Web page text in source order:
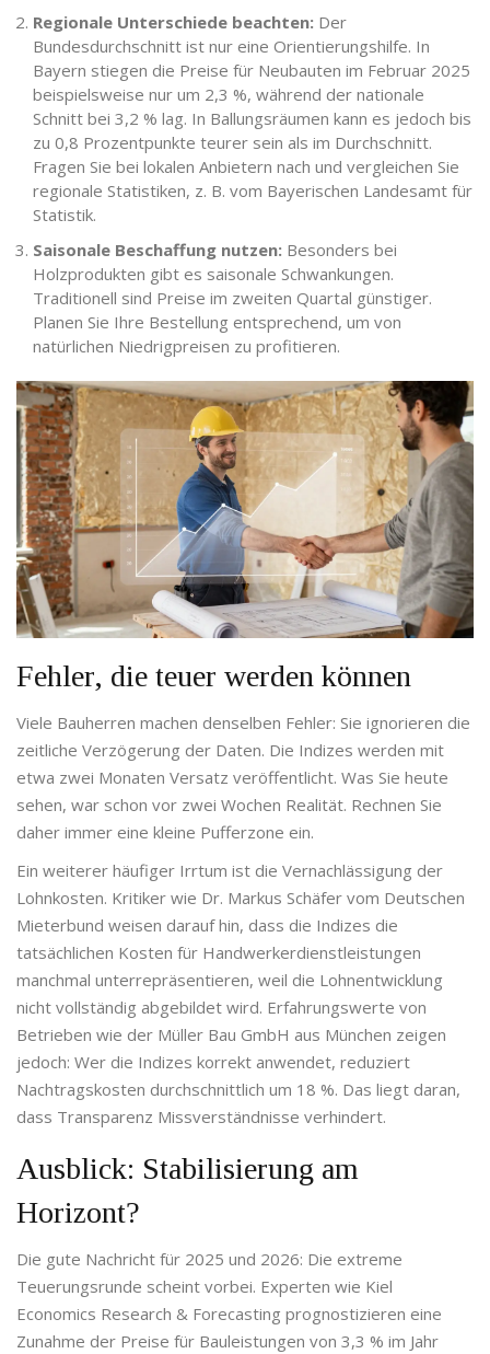
Regionale Unterschiede beachten: Der
Bundesdurchschnitt ist nur eine Orientierungshilfe. In
Bayern stiegen die Preise für Neubauten im Februar 2025
beispielsweise nur um 2,3 %, während der nationale
Schnitt bei 3,2 % lag. In Ballungsräumen kann es jedoch bis
zu 0,8 Prozentpunkte teurer sein als im Durchschnitt.
Fragen Sie bei lokalen Anbietern nach und vergleichen Sie
regionale Statistiken, z. B. vom Bayerischen Landesamt für
Statistik.
Saisonale Beschaffung nutzen: Besonders bei
Holzprodukten gibt es saisonale Schwankungen.
Traditionell sind Preise im zweiten Quartal günstiger.
Planen Sie Ihre Bestellung entsprechend, um von
natürlichen Niedrigpreisen zu profitieren.
Fehler, die teuer werden können
Viele Bauherren machen denselben Fehler: Sie ignorieren die
zeitliche Verzögerung der Daten. Die Indizes werden mit
etwa zwei Monaten Versatz veröffentlicht. Was Sie heute
sehen, war schon vor zwei Wochen Realität. Rechnen Sie
daher immer eine kleine Pufferzone ein.
Ein weiterer häufiger Irrtum ist die Vernachlässigung der
Lohnkosten. Kritiker wie Dr. Markus Schäfer vom Deutschen
Mieterbund weisen darauf hin, dass die Indizes die
tatsächlichen Kosten für Handwerkerdienstleistungen
manchmal unterrepräsentieren, weil die Lohnentwicklung
nicht vollständig abgebildet wird. Erfahrungswerte von
Betrieben wie der Müller Bau GmbH aus München zeigen
jedoch: Wer die Indizes korrekt anwendet, reduziert
Nachtragskosten durchschnittlich um 18 %. Das liegt daran,
dass Transparenz Missverständnisse verhindert.
Ausblick: Stabilisierung am
Horizont?
Die gute Nachricht für 2025 und 2026: Die extreme
Teuerungsrunde scheint vorbei. Experten wie Kiel
Economics Research & Forecasting prognostizieren eine
Zunahme der Preise für Bauleistungen von 3,3 % im Jahr